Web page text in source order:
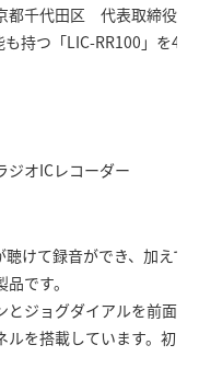
都千代田区 代表取締役社
持つ「LIC-RR100」を4
オICレコーダー
聴けて録音ができ、加え
です。
ジョグダイアルを前面
ルを搭載しています。初